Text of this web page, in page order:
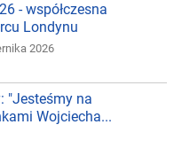
- współczesna
Londynu
2026
"Jesteśmy na
Wojciecha...